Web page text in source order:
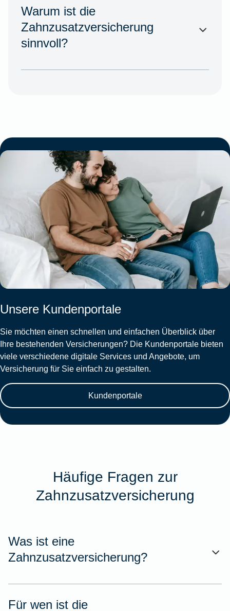
Warum ist die
Zahnzusatzversicherung
sinnvoll?
Unsere Kundenportale
Sie möchten einen schnellen und einfachen Überblick über
Ihre bestehenden Versicherungen? Die Kundenportale bieten
viele verschiedene digitale Services und Angebote, um
Versicherung für Sie einfach zu gestalten.
Kundenportale
Häufige Fragen zur
Zahnzusatzversicherung
Was ist eine
Zahnzusatzversicherung?
Für wen ist die